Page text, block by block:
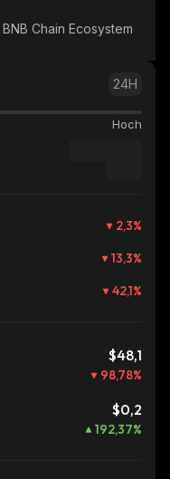
BNB Chain Ecosystem
24H
Hoch
2,3%
13,3%
42,1%
$48,1
98,78%
$0,2
192,37%